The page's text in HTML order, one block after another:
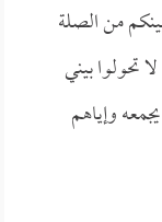
من الصلة
تحولوا بيني
وإياهم